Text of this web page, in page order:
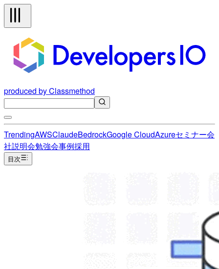
produced by Classmethod
TrendingAWSClaudeBedrockGoogle CloudAzureセミナー会
社説明会勉強会事例採用
目次